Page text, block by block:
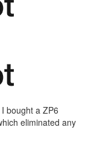
bought a ZP6
eliminated any